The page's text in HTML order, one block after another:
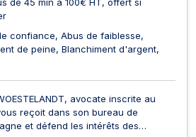
confiance Abus de faiblesse
de peine Blanchiment d'argent
avocate inscrite au
reçoit dans son bureau de
et défend les intérêts des